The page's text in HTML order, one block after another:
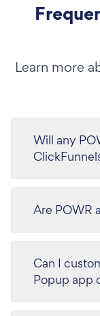
Learn more
Will any
Are POWR
Can I
Popup app